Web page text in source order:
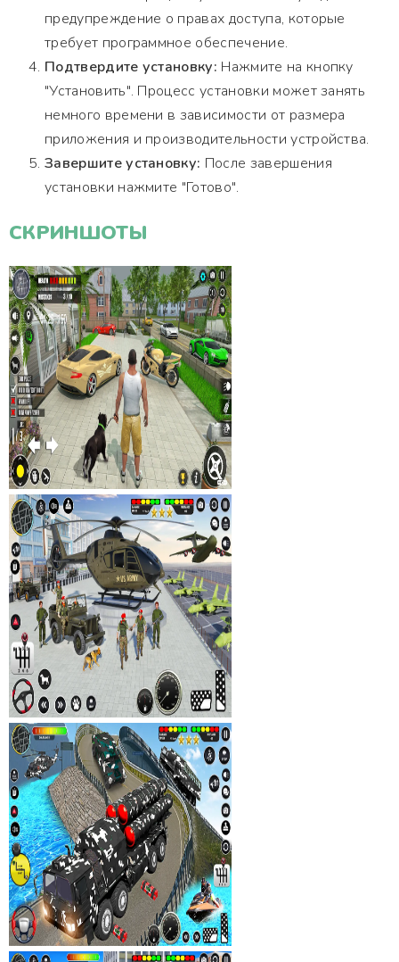
предупреждение о правах доступа, которые
требует программное обеспечение.
Подтвердите установку: Нажмите на кнопку
"Установить". Процесс установки может занять
немного времени в зависимости от размера
приложения и производительности устройства.
Завершите установку: После завершения
установки нажмите "Готово".
СКРИНШОТЫ